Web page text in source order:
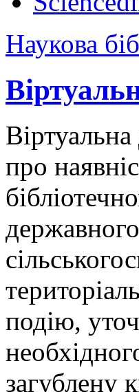
Наукова
про
подію,
загублену